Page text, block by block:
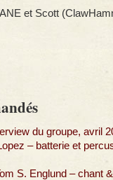
et Scott
du groupe, avril
– batterie et
S. Englund – chant